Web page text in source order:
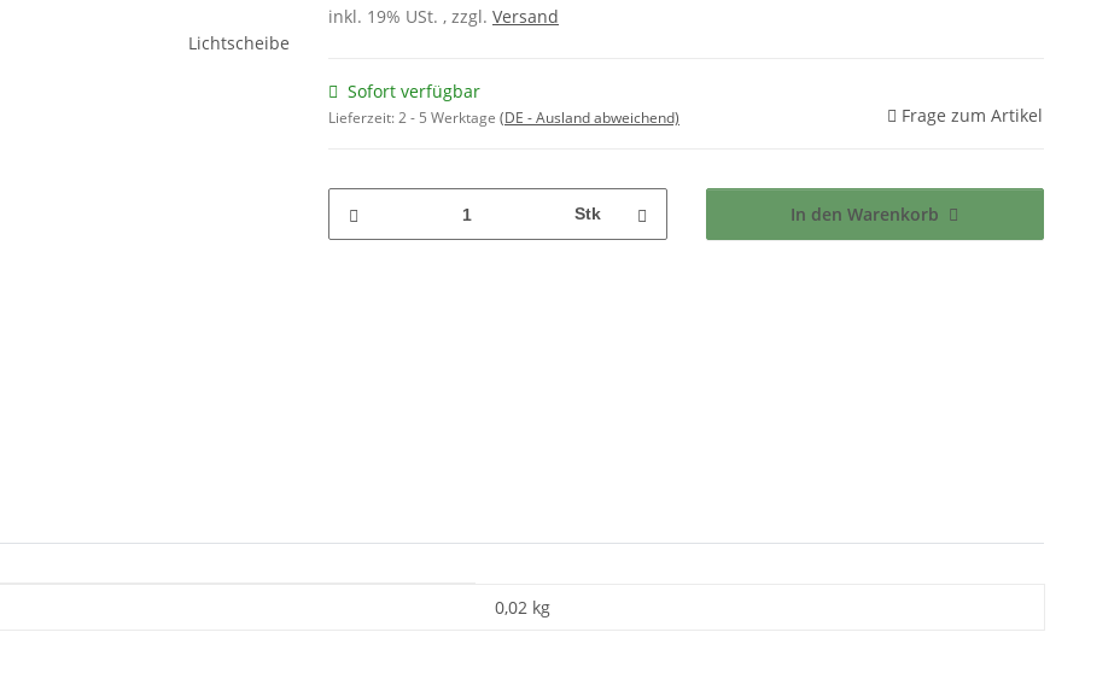
inkl. 19% USt. , zzgl. Versand
Sofort verfügbar
Lieferzeit:2 - 5 Werktage (DE - Ausland abweichend) Frage zum Artikel
Stk In den Warenkorb
0,02 kg